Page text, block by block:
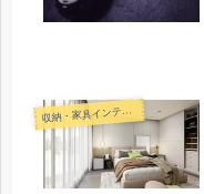
収
納・家具インテリア